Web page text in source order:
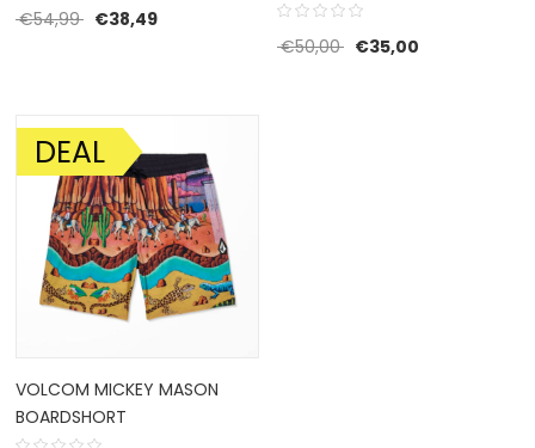
€54,99 Oorspronkelijke prijs was: €54,99.
€38,49Huidige prijs is: €38,49.
€50,00 Oorspronkelijke prijs
€35,00Huidige prijs
AANBIEDING!
DEAL
VOLCOM MICKEY MASON
BOARDSHORT